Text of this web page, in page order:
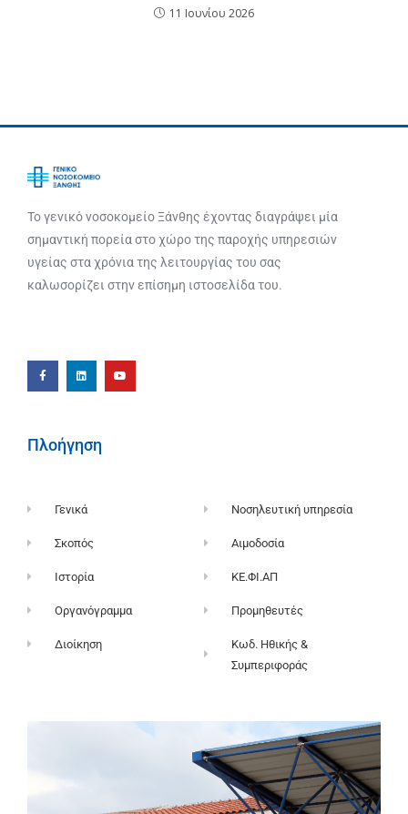
11 Ιουνίου 2026
Το γενικό νοσοκομείο Ξάνθης έχοντας διαγράψει μία
σημαντική πορεία στο χώρο της παροχής υπηρεσιών
υγείας στα χρόνια της λειτουργίας του σας
καλωσορίζει στην επίσημη ιστοσελίδα του.
Πλοήγηση
Γενικά
Σκοπός
Ιστορία
Οργανόγραμμα
Διοίκηση
Νοσηλευτική υπηρεσία
Αιμοδοσία
ΚΕ.ΦΙ.ΑΠ
Προμηθευτές
Κωδ. Ηθικής &
Συμπεριφοράς